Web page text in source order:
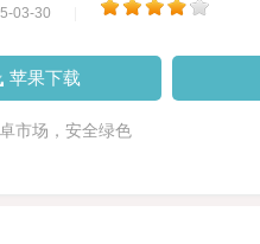
03-30
苹果下载
市场，安全绿色